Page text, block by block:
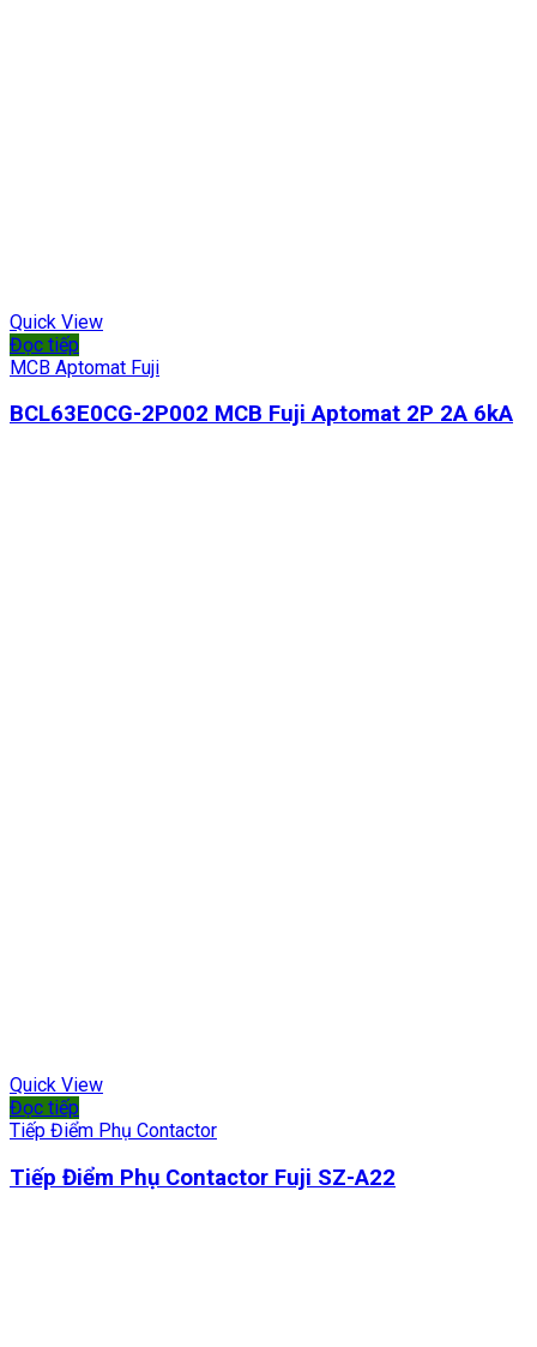
Quick View
Đọc tiếp
MCB Aptomat Fuji
BCL63E0CG-2P002 MCB Fuji Aptomat 2P 2A 6kA
Quick View
Đọc tiếp
Tiếp Điểm Phụ Contactor
Tiếp Điểm Phụ Contactor Fuji SZ-A22